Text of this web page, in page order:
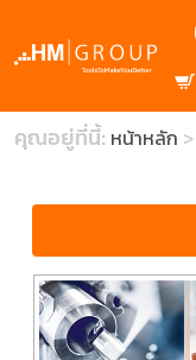
คุณอยู่ที่นี้: หน้าหลัก